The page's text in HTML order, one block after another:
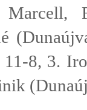
Marcell,
11-8, 3.